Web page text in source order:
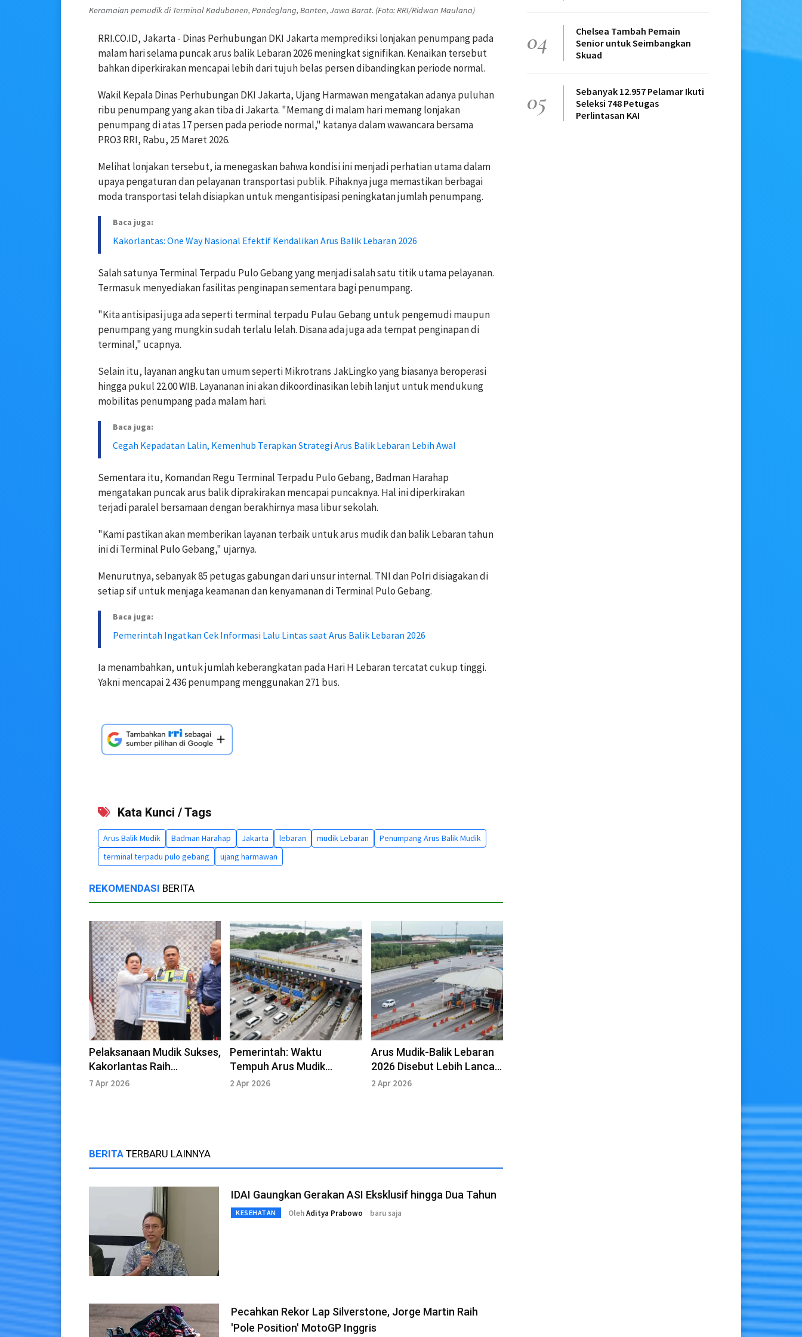
Keramaian pemudik di Terminal Kadubanen, Pandeglang, Banten, Jawa Barat. (Foto: RRI/Ridwan Maulana)
RRI.CO.ID, Jakarta - Dinas Perhubungan DKI Jakarta memprediksi lonjakan penumpang pada
malam hari selama puncak arus balik Lebaran 2026 meningkat signifikan. Kenaikan tersebut
bahkan diperkirakan mencapai lebih dari tujuh belas persen dibandingkan periode normal.
Wakil Kepala Dinas Perhubungan DKI Jakarta, Ujang Harmawan mengatakan adanya puluhan
ribu penumpang yang akan tiba di Jakarta. "Memang di malam hari memang lonjakan
penumpang di atas 17 persen pada periode normal," katanya dalam wawancara bersama
PRO3 RRI, Rabu, 25 Maret 2026.
Melihat lonjakan tersebut, ia menegaskan bahwa kondisi ini menjadi perhatian utama dalam
upaya pengaturan dan pelayanan transportasi publik. Pihaknya juga memastikan berbagai
moda transportasi telah disiapkan untuk mengantisipasi peningkatan jumlah penumpang.
Baca juga:
Kakorlantas: One Way Nasional Efektif Kendalikan Arus Balik Lebaran 2026
Salah satunya Terminal Terpadu Pulo Gebang yang menjadi salah satu titik utama pelayanan.
Termasuk menyediakan fasilitas penginapan sementara bagi penumpang.
"Kita antisipasi juga ada seperti terminal terpadu Pulau Gebang untuk pengemudi maupun
penumpang yang mungkin sudah terlalu lelah. Disana ada juga ada tempat penginapan di
terminal," ucapnya.
Selain itu, layanan angkutan umum seperti Mikrotrans JakLingko yang biasanya beroperasi
hingga pukul 22.00 WIB. Layananan ini akan dikoordinasikan lebih lanjut untuk mendukung
mobilitas penumpang pada malam hari.
Baca juga:
Cegah Kepadatan Lalin, Kemenhub Terapkan Strategi Arus Balik Lebaran Lebih Awal
Sementara itu, Komandan Regu Terminal Terpadu Pulo Gebang, Badman Harahap
mengatakan puncak arus balik diprakirakan mencapai puncaknya. Hal ini diperkirakan
terjadi paralel bersamaan dengan berakhirnya masa libur sekolah.
"Kami pastikan akan memberikan layanan terbaik untuk arus mudik dan balik Lebaran tahun
ini di Terminal Pulo Gebang," ujarnya.
Menurutnya, sebanyak 85 petugas gabungan dari unsur internal. TNI dan Polri disiagakan di
setiap sif untuk menjaga keamanan dan kenyamanan di Terminal Pulo Gebang.
Baca juga:
Pemerintah Ingatkan Cek Informasi Lalu Lintas saat Arus Balik Lebaran 2026
Ia menambahkan, untuk jumlah keberangkatan pada Hari H Lebaran tercatat cukup tinggi.
Yakni mencapai 2.436 penumpang menggunakan 271 bus.
Kata Kunci / Tags
Arus Balik Mudik Badman Harahap Jakarta lebaran mudik Lebaran
Penumpang Arus Balik Mudik
terminal terpadu pulo gebang
ujang harmawan
REKOMENDASI BERITA
Pelaksanaan Mudik Sukses,
Kakorlantas Raih
Penghargaan Presisi
7 Apr 2026
Pemerintah: Waktu
Tempuh Arus Mudik
Lebaran 2026 Lebih
2 Apr 2026
Arus Mudik-Balik Lebaran
2026 Disebut Lebih Lancar
dari 2025
2 Apr 2026
BERITA TERBARU LAINNYA
IDAI Gaungkan Gerakan ASI Eksklusif hingga Dua Tahun
KESEHATAN OlehAditya Prabowo baru saja
Pecahkan Rekor Lap Silverstone, Jorge Martin Raih
'Pole Position' MotoGP Inggris
04
Chelsea Tambah Pemain
Senior untuk Seimbangkan
Skuad
05
Sebanyak 12.957 Pelamar Ikuti
Seleksi 748 Petugas
Perlintasan KAI